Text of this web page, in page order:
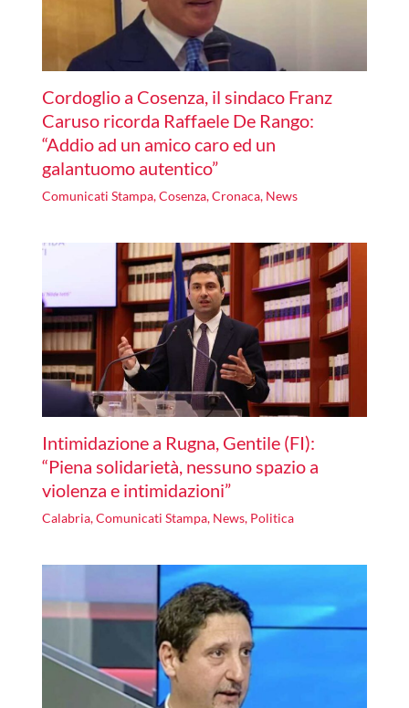
Cordoglio a Cosenza, il sindaco Franz
Caruso ricorda Raffaele De Rango:
“Addio ad un amico caro ed un
galantuomo autentico”
Comunicati Stampa,Cosenza,Cronaca, News
Intimidazione a Rugna, Gentile (FI):
“Piena solidarietà, nessuno spazio a
violenza e intimidazioni”
Calabria,Comunicati Stampa, News, Politica